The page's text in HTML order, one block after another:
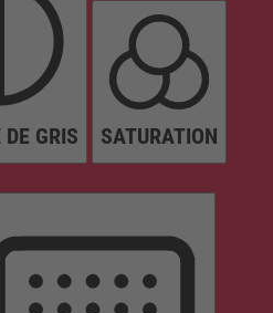
GRIS SATURATION